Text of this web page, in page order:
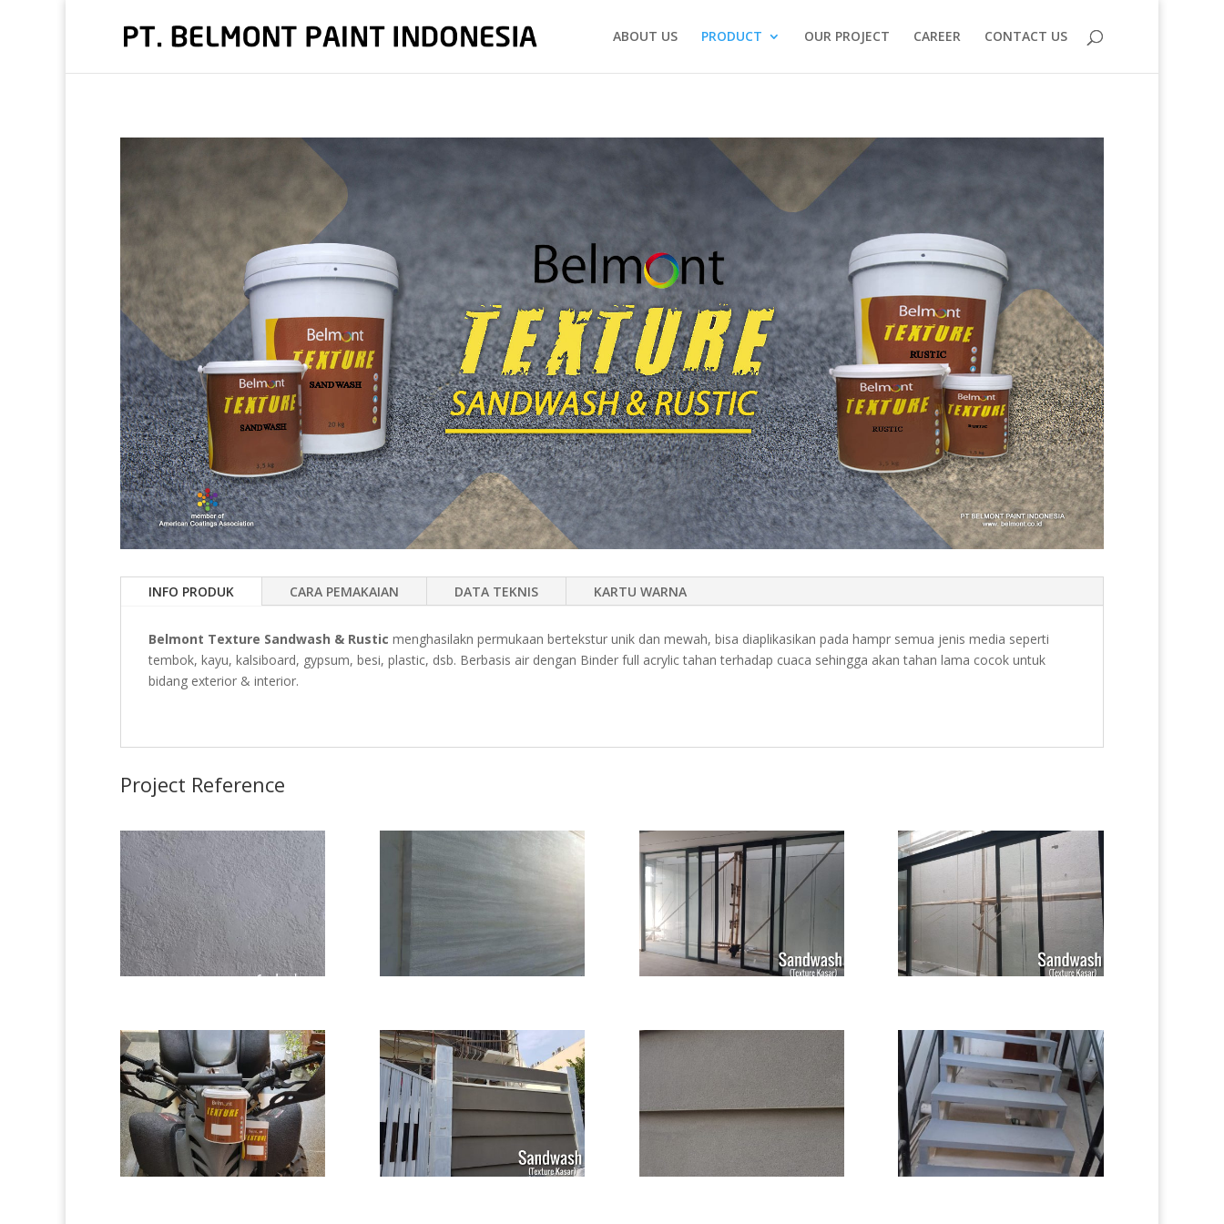
ABOUT US PRODUCT OUR PROJECT CAREER CONTACT US
INFO PRODUK CARA PEMAKAIAN DATA TEKNIS KARTU WARNA
Belmont Texture Sandwash & Rustic menghasilakn permukaan bertekstur unik dan mewah, bisa diaplikasikan pada hampr semua jenis media seperti
tembok, kayu, kalsiboard, gypsum, besi, plastic, dsb. Berbasis air dengan Binder full acrylic tahan terhadap cuaca sehingga akan tahan lama cocok untuk
bidang exterior & interior.
Project Reference